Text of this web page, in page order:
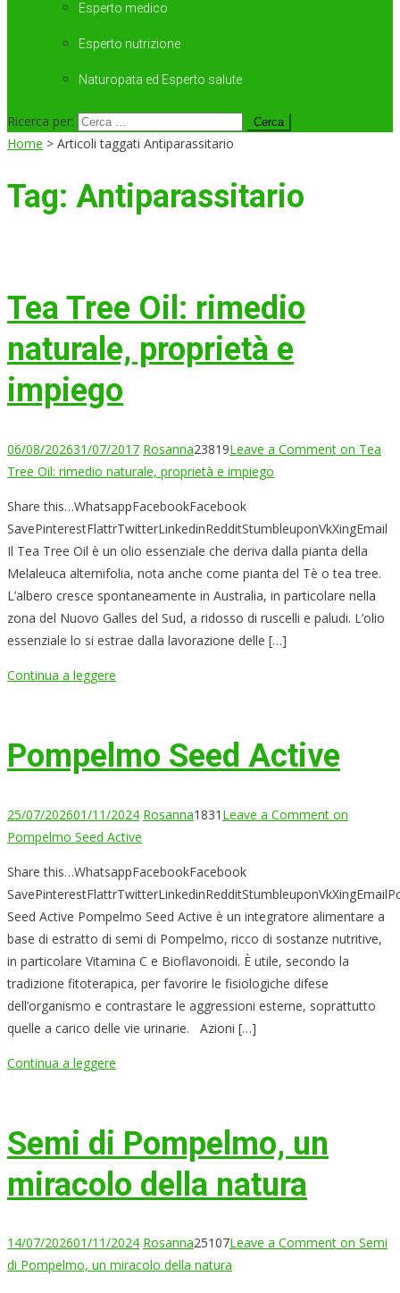
Esperto medico
Esperto nutrizione
Naturopata ed Esperto salute
Ricerca per:
Home > Articoli taggati Antiparassitario
Tag: Antiparassitario
Tea Tree Oil: rimedio
naturale, proprietà e
impiego
06/08/202631/07/2017 Rosanna23819Leave a Comment on Tea
Tree Oil: rimedio naturale, proprietà e impiego
Share this…WhatsappFacebookFacebook
SavePinterestFlattrTwitterLinkedinRedditStumbleuponVkXingEmail
Il Tea Tree Oil è un olio essenziale che deriva dalla pianta della
Melaleuca alternifolia, nota anche come pianta del Tè o tea tree.
L’albero cresce spontaneamente in Australia, in particolare nella
zona del Nuovo Galles del Sud, a ridosso di ruscelli e paludi. L’olio
essenziale lo si estrae dalla lavorazione delle […]
Continua a leggere
Pompelmo Seed Active
25/07/202601/11/2024 Rosanna1831 Leave a Comment on
Pompelmo Seed Active
Share this…WhatsappFacebookFacebook
Seed Active Pompelmo Seed Active è un integratore alimentare a
base di estratto di semi di Pompelmo, ricco di sostanze nutritive,
in particolare Vitamina C e Bioflavonoidi. È utile, secondo la
tradizione fitoterapica, per favorire le fisiologiche difese
dell’organismo e contrastare le aggressioni esterne, soprattutto
quelle a carico delle vie urinarie. Azioni […]
Continua a leggere
Semi di Pompelmo, un
miracolo della natura
14/07/202601/11/2024 Rosanna25107Leave a Comment on Semi
di Pompelmo, un miracolo della natura